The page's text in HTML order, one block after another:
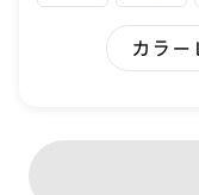
カラー